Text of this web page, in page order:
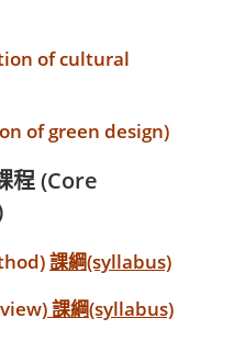
of cultural
of green design)
程 (Core
課綱(syllabus)
課綱(syllabus)